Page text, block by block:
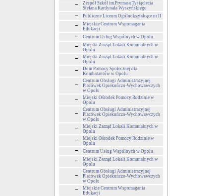
Zespół Szkół im.Prymasa Tysiąclecia
Stefana Kardynała Wyszyńskiego
Publiczne Liceum Ogólnokształcące nr II
Miejskie Centrum Wspomagania
Edukacji
Centrum Usług Wspólnych w Opolu
Miejski Zarząd Lokali Komunalnych w
Opolu
Miejski Zarząd Lokali Komunalnych w
Opolu
Dom Pomocy Społecznej dla
Kombatantów w Opolu
Centrum Obsługi Administracyjnej
Placówek Opiekuńczo-Wychowawczych
w Opolu
Miejski Ośrodek Pomocy Rodzinie w
Opolu
Centrum Obsługi Administracyjnej
Placówek Opiekuńczo-Wychowawczych
w Opolu
Miejski Zarząd Lokali Komunalnych w
Opolu
Miejski Ośrodek Pomocy Rodzinie w
Opolu
Centrum Usług Wspólnych w Opolu
Miejski Zarząd Lokali Komunalnych w
Opolu
Centrum Obsługi Administracyjnej
Placówek Opiekuńczo-Wychowawczych
w Opolu
Miejskie Centrum Wspomagania
Edukacji